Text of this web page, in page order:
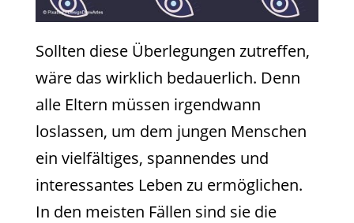
Sollten diese Überlegungen zutreffen,
wäre das wirklich bedauerlich. Denn
alle Eltern müssen irgendwann
loslassen, um dem jungen Menschen
ein vielfältiges, spannendes und
interessantes Leben zu ermöglichen.
In den meisten Fällen sind sie die